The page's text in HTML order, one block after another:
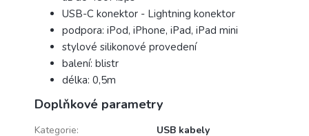
USB-C konektor - Lightning konektor
podpora: iPod, iPhone, iPad, iPad mini
stylové silikonové provedení
balení: blistr
délka: 0,5m
Doplňkové parametry
Kategorie:
USB kabely